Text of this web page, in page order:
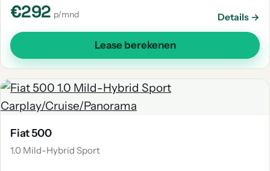
€292 p/mnd Details →
Lease berekenen
Fiat 500
1.0 Mild-Hybrid Sport